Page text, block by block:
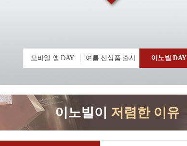
모바일 앱 DAY 여름 신상품 출시 이노빌 DAY
이노빌이 저렴한 이유